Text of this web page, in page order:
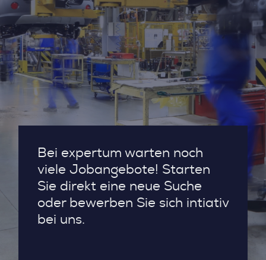
Bei expertum warten noch
viele Jobangebote! Starten
Sie direkt eine neue Suche
oder bewerben Sie sich intiativ
bei uns.